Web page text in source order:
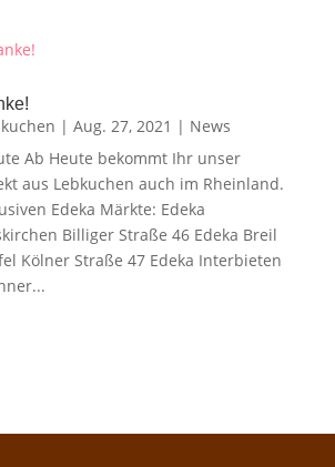
| Aug. 27, 2021 | News
Ab Heute bekommt Ihr unser
aus Lebkuchen auch im Rheinland.
Edeka Märkte: Edeka
Billiger Straße 46 Edeka Breil
Kölner Straße 47 Edeka Interbieten